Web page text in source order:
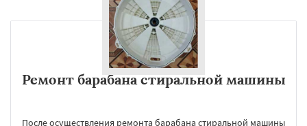
Ремонт барабана стиральной машины
После осуществления ремонта барабана стиральной машины